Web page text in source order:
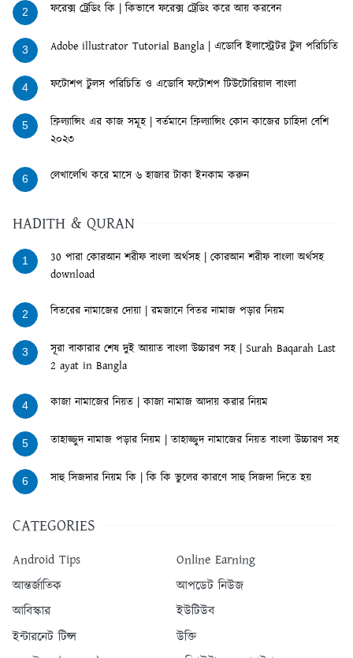
2 ফরেক্স ট্রেডিং কি | কিভাবে ফরেক্স ট্রেডিং করে আয় করবেন
3 Adobe illustrator Tutorial Bangla | এডোবি ইলাস্ট্রেটর টুল পরিচিতি
4 ফটোশপ টুলস পরিচিতি ও এডোবি ফটোশপ টিউটোরিয়াল বাংলা
5
ফ্রিল্যান্সিং এর কাজ সমূহ | বর্তমানে ফ্রিল্যান্সিং কোন কাজের চাহিদা বেশি
২০২৩
6 লেখালেখি করে মাসে ৬ হাজার টাকা ইনকাম করুন
HADITH & QURAN
1
30 পারা কোরআন শরীফ বাংলা অর্থসহ | কোরআন শরীফ বাংলা অর্থসহ
download
2 বিতরের নামাজের দোয়া | রমজানে বিতর নামাজ পড়ার নিয়ম
3
সূরা বাকারার শেষ দুই আয়াত বাংলা উচ্চারণ সহ | Surah Baqarah Last
2 ayat in Bangla
4 কাজা নামাজের নিয়ত | কাজা নামাজ আদায় করার নিয়ম
5 তাহাজ্জুদ নামাজ পড়ার নিয়ম | তাহাজ্জুদ নামাজের নিয়ত বাংলা উচ্চারণ সহ
6 সাহু সিজদার নিয়ম কি | কি কি ভুলের কারণে সাহু সিজদা দিতে হয়
CATEGORIES
Android Tips
Online Earning
আন্তর্জাতিক
আপডেট নিউজ
আবিস্কার
ইউটিউব
ইন্টারনেট টিপ্স
উক্তি